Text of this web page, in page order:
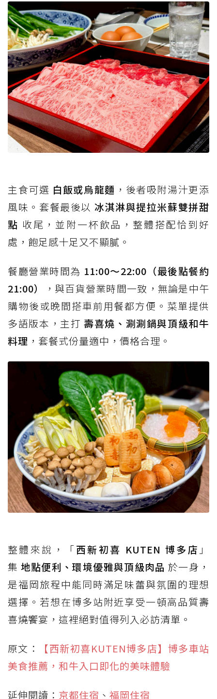
主食可選 白飯或烏龍麵 ，後者吸附湯汁更添
風味。套餐最後以 冰淇淋與提拉米蘇雙拼甜
點 收尾，並附一杯飲品，整體搭配恰到好
處，飽足感十足又不顯膩。
餐廳營業時間為 11:00～22:00（最後點餐約
21:00）
，與百貨營業時間一致，無論是中午
購物後或晚間搭車前用餐都方便。菜單提供
多語版本，主打壽喜燒、涮涮鍋與頂級和牛
料理 ，套餐式份量適中，價格合理。
整體來說，「西新初喜 KUTEN 博多店 」
集 地點便利、環境優雅與頂級肉品 於一身，
是福岡旅程中能同時滿足味蕾與氛圍的理想
選擇。若想在博多站附近享受一頓高品質壽
喜燒饗宴，這裡絕對值得列入必訪清單。
原文：
【西新初喜KUTEN博多店】博多車站
美食推薦，和牛入口即化的美味體驗
延伸閱讀： 京都住宿 、 福岡住宿